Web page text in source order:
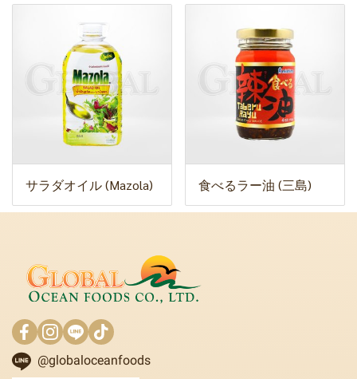
サラダオイル (Mazola) 食べるラー油 (三島)
@globaloceanfoods